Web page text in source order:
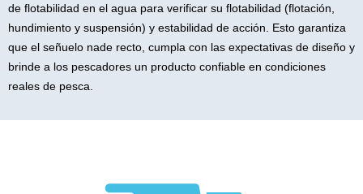
de flotabilidad en el agua para verificar su flotabilidad (flotación,
hundimiento y suspensión) y estabilidad de acción. Esto garantiza
que el señuelo nade recto, cumpla con las expectativas de diseño y
brinde a los pescadores un producto confiable en condiciones
reales de pesca.